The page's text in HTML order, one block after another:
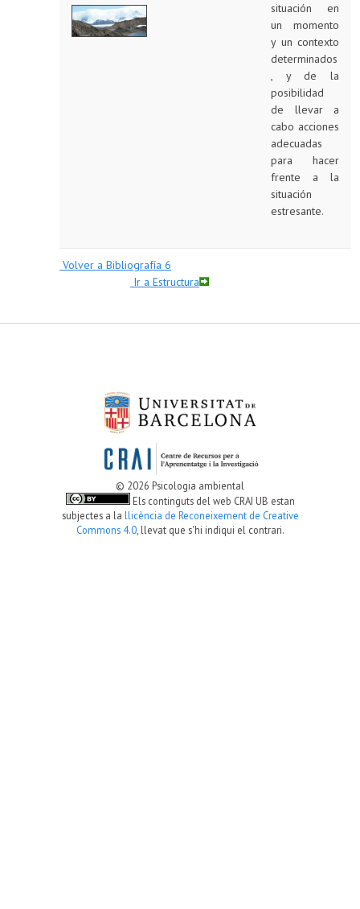
situación en
un momento
y un contexto
determinados
, y de la
posibilidad
de llevar a
cabo acciones
adecuadas
para hacer
frente a la
situación
estresante.
Volver a Bibliografía 6
Ir a Estructura
© 2026 Psicologia ambiental
Els continguts del web CRAI UB estan
subjectes a la llicència de Reconeixement de Creative
Commons 4.0, llevat que s'hi indiqui el contrari.